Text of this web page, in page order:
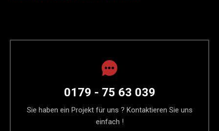
0179 - 75 63 039
Sie haben ein Projekt für uns ? Kontaktieren Sie uns
einfach !